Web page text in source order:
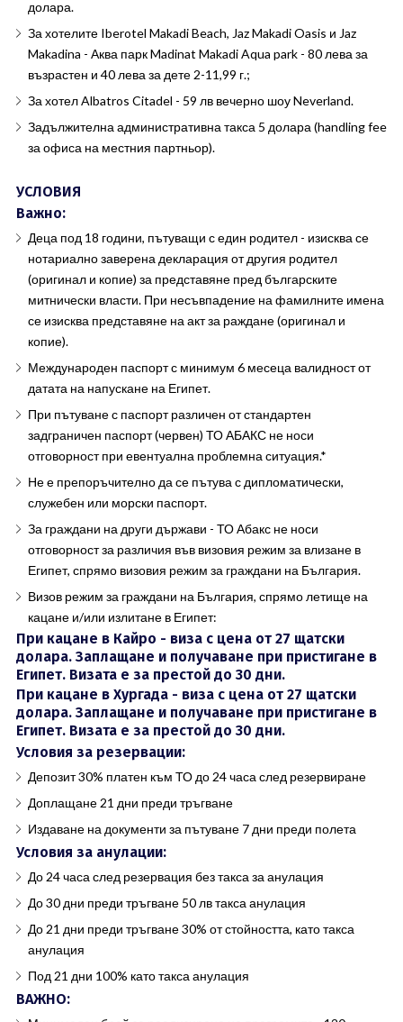
долара.
За хотелите Iberotel Makadi Beach, Jaz Makadi Oasis и Jaz
Makadina - Аква парк Madinat Makadi Aqua park - 80 лева за
възрастен и 40 лева за дете 2-11,99 г.;
За хотел Albatros Citadel - 59 лв вечерно шоу Neverland.
Задължителна административна такса 5 долара (handling fee
за офиса на местния партньор).
УСЛОВИЯ
Важно:
Деца под 18 години, пътуващи с един родител - изисква се
нотариално заверена декларация от другия родител
(оригинал и копие) за представяне пред българските
митнически власти. При несъвпадение на фамилните имена
се изисква представяне на акт за раждане (оригинал и
копие).
Международен паспорт с минимум 6 месеца валидност от
датата на напускане на Египет.
При пътуване с паспорт различен от стандартен
задграничен паспорт (червен) ТО АБАКС не носи
отговорност при евентуална проблемна ситуация.*
Не е препоръчително да се пътува с дипломатически,
служебен или морски паспорт.
За граждани на други държави - ТО Абакс не носи
отговорност за различия във визовия режим за влизане в
Египет, спрямо визовия режим за граждани на България.
Визов режим за граждани на България, спрямо летище на
кацане и/или излитане в Египет:
При кацане в Кайро - виза с цена от 27 щатски
долара. Заплащане и получаване при пристигане в
Египет. Визата е за престой до 30 дни.
При кацане в Хургада - виза с цена от 27 щатски
долара. Заплащане и получаване при пристигане в
Египет. Визата е за престой до 30 дни.
Условия за резервации:
Депозит 30% платен към ТО до 24 часа след резервиране
Доплащане 21 дни преди тръгване
Издаване на документи за пътуване 7 дни преди полета
Условия за анулации:
До 24 часа след резервация без такса за анулация
До 30 дни преди тръгване 50 лв такса анулация
До 21 дни преди тръгване 30% от стойността, като такса
анулация
Под 21 дни 100% като такса анулация
ВАЖНО: